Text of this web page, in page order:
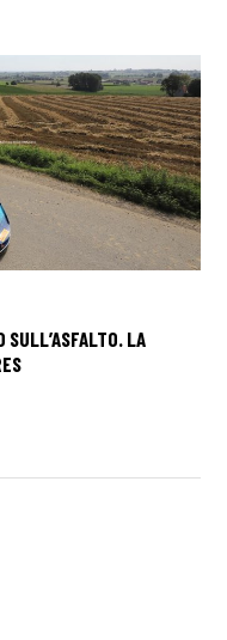
SULL’ASFALTO. LA